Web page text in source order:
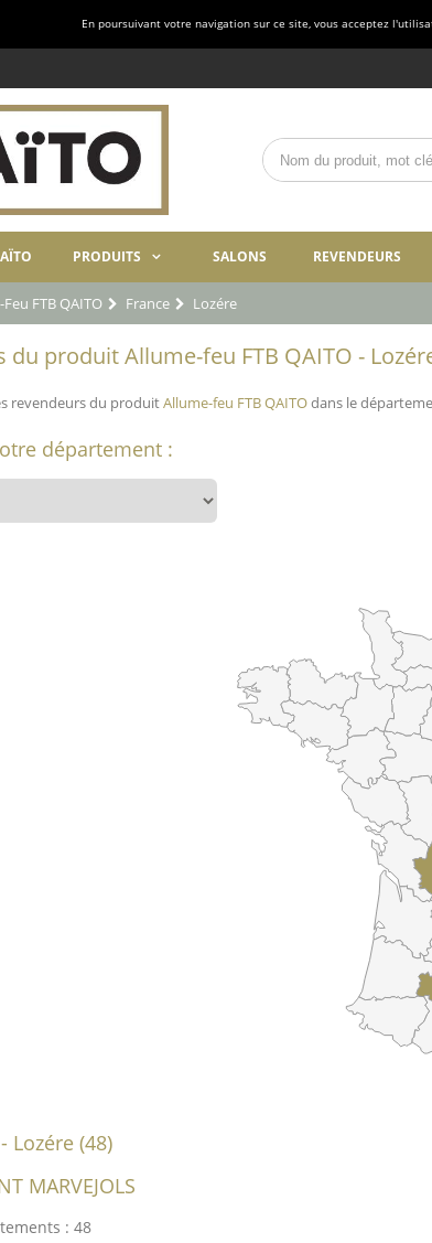
En poursuivant votre navigation sur ce site, vous acceptez
PRODUITS SALONS REVENDEURS
FTB QAITO France Lozére
du produit Allume-feu FTB QAITO -
revendeurs du produitAllume-feu FTB QAITOdans le
département :
Lozére (48)
MARVEJOLS
: 48